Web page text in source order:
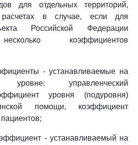
для отдельных территорий,
в случае, если для
Российской Федерации
коэффициентов
- устанавливаемые на
уровне: управленческий
уровня (подуровня)
помощи, коэффициент
- устанавливаемый на